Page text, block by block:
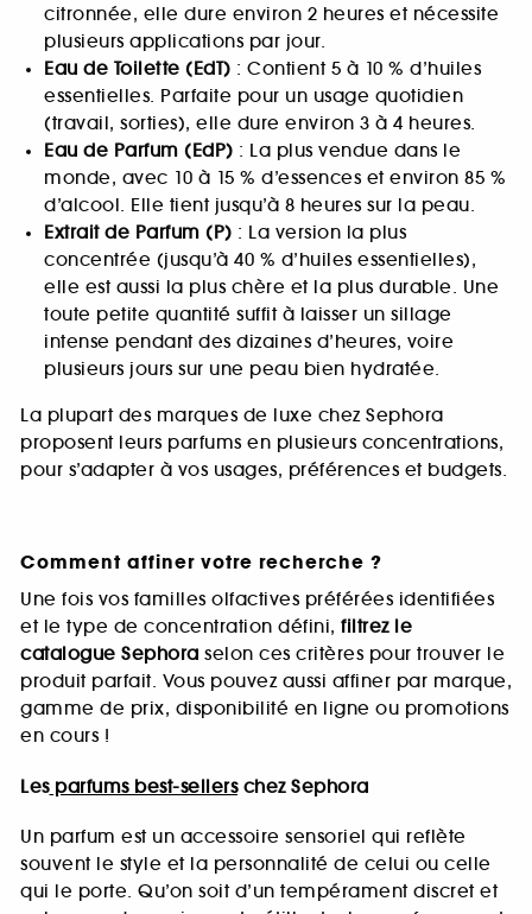
citronnée, elle dure environ 2 heures et nécessite
plusieurs applications par jour.
Eau de Toilette (EdT) : Contient 5 à 10 % d’huiles
essentielles. Parfaite pour un usage quotidien
(travail, sorties), elle dure environ 3 à 4 heures.
Eau de Parfum (EdP) : La plus vendue dans le
monde, avec 10 à 15 % d’essences et environ 85 %
d’alcool. Elle tient jusqu’à 8 heures sur la peau.
Extrait de Parfum (P) : La version la plus
concentrée (jusqu’à 40 % d’huiles essentielles),
elle est aussi la plus chère et la plus durable. Une
toute petite quantité suffit à laisser un sillage
intense pendant des dizaines d’heures, voire
plusieurs jours sur une peau bien hydratée.
La plupart des marques de luxe chez Sephora
proposent leurs parfums en plusieurs concentrations,
pour s’adapter à vos usages, préférences et budgets.
Comment affiner votre recherche ?
Une fois vos familles olfactives préférées identifiées
et le type de concentration défini, filtrez le
catalogue Sephora selon ces critères pour trouver le
produit parfait. Vous pouvez aussi affiner par marque,
gamme de prix, disponibilité en ligne ou promotions
en cours !
Lesparfums best-sellerschez Sephora
Un parfum est un accessoire sensoriel qui reflète
souvent le style et la personnalité de celui ou celle
qui le porte. Qu’on soit d’un tempérament discret et